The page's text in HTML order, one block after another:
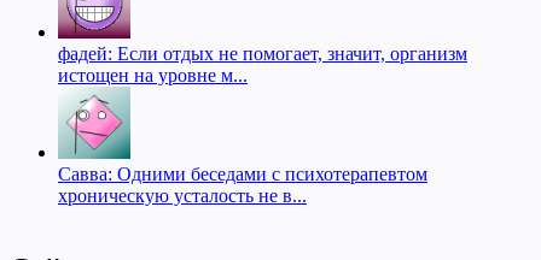
фадей: Если отдых не помогает, значит, организм
истощен на уровне м...
Савва: Одними беседами с психотерапевтом
хроническую усталость не в...